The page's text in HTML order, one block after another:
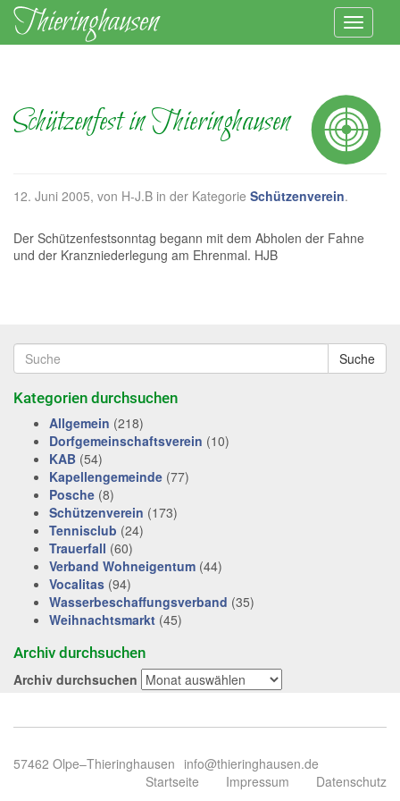
Schützenfest in Thieringhausen
12. Juni 2005, von H-J.B in der Kategorie Schützenverein.
Der Schützenfestsonntag begann mit dem Abholen der Fahne
und der Kranzniederlegung am Ehrenmal. HJB
Suche
Kategorien durchsuchen
Allgemein (218)
Dorfgemeinschaftsverein (10)
KAB (54)
Kapellengemeinde (77)
Posche (8)
Schützenverein (173)
Tennisclub (24)
Trauerfall (60)
Verband Wohneigentum (44)
Vocalitas (94)
Wasserbeschaffungsverband (35)
Weihnachtsmarkt (45)
Archiv durchsuchen
Archiv durchsuchen
57462 Olpe–Thieringhausen info@thieringhausen.de
Startseite
Impressum Datenschutz